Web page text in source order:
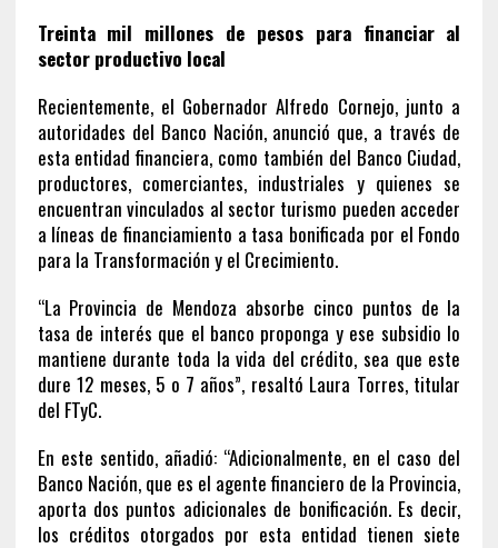
Treinta mil millones de pesos para financiar al
sector productivo local
Recientemente, el Gobernador Alfredo Cornejo, junto a
autoridades del Banco Nación, anunció que, a través de
esta entidad financiera, como también del Banco Ciudad,
productores, comerciantes, industriales y quienes se
encuentran vinculados al sector turismo pueden acceder
a líneas de financiamiento a tasa bonificada por el Fondo
para la Transformación y el Crecimiento.
“La Provincia de Mendoza absorbe cinco puntos de la
tasa de interés que el banco proponga y ese subsidio lo
mantiene durante toda la vida del crédito, sea que este
dure 12 meses, 5 o 7 años”, resaltó Laura Torres, titular
del FTyC.
En este sentido, añadió: “Adicionalmente, en el caso del
Banco Nación, que es el agente financiero de la Provincia,
aporta dos puntos adicionales de bonificación. Es decir,
los créditos otorgados por esta entidad tienen siete